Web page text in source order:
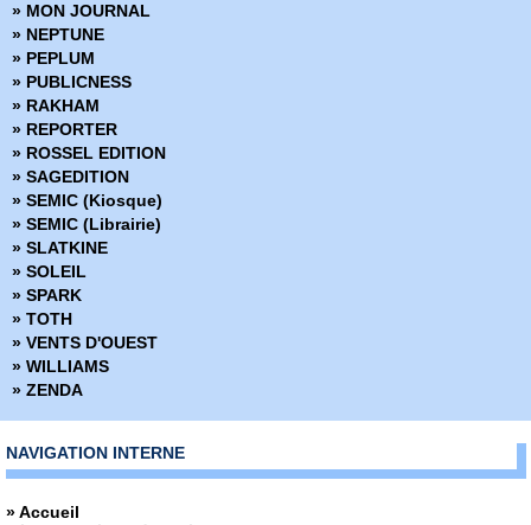
» Marvel Prestige
» Marvel Select
» Marvel Super Héroines
» Marvel Transatlantique
» Marvel Verse
» Marvel Vintage
» Marvel Visionnaries
» Millarworld
» Miracleman
» Must Have
» Nomen Omen
» Panini Comics France fête ses 20 ans
» Powers
» Prix Découverte
» Project Superpowers
» Red Sonja
» Savage Sword of Conan (2019)
» Savage Sword of Conan (2025)
» Shaolin Cowboy
» Spider-man
» Spider-man - Les Aventures
» MON JOURNAL
» NEPTUNE
» PEPLUM
» PUBLICNESS
» RAKHAM
» REPORTER
» ROSSEL EDITION
» SAGEDITION
» SEMIC (Kiosque)
» SEMIC (Librairie)
» SLATKINE
» SOLEIL
» SPARK
» TOTH
» VENTS D'OUEST
» WILLIAMS
» ZENDA
NAVIGATION INTERNE
» Accueil